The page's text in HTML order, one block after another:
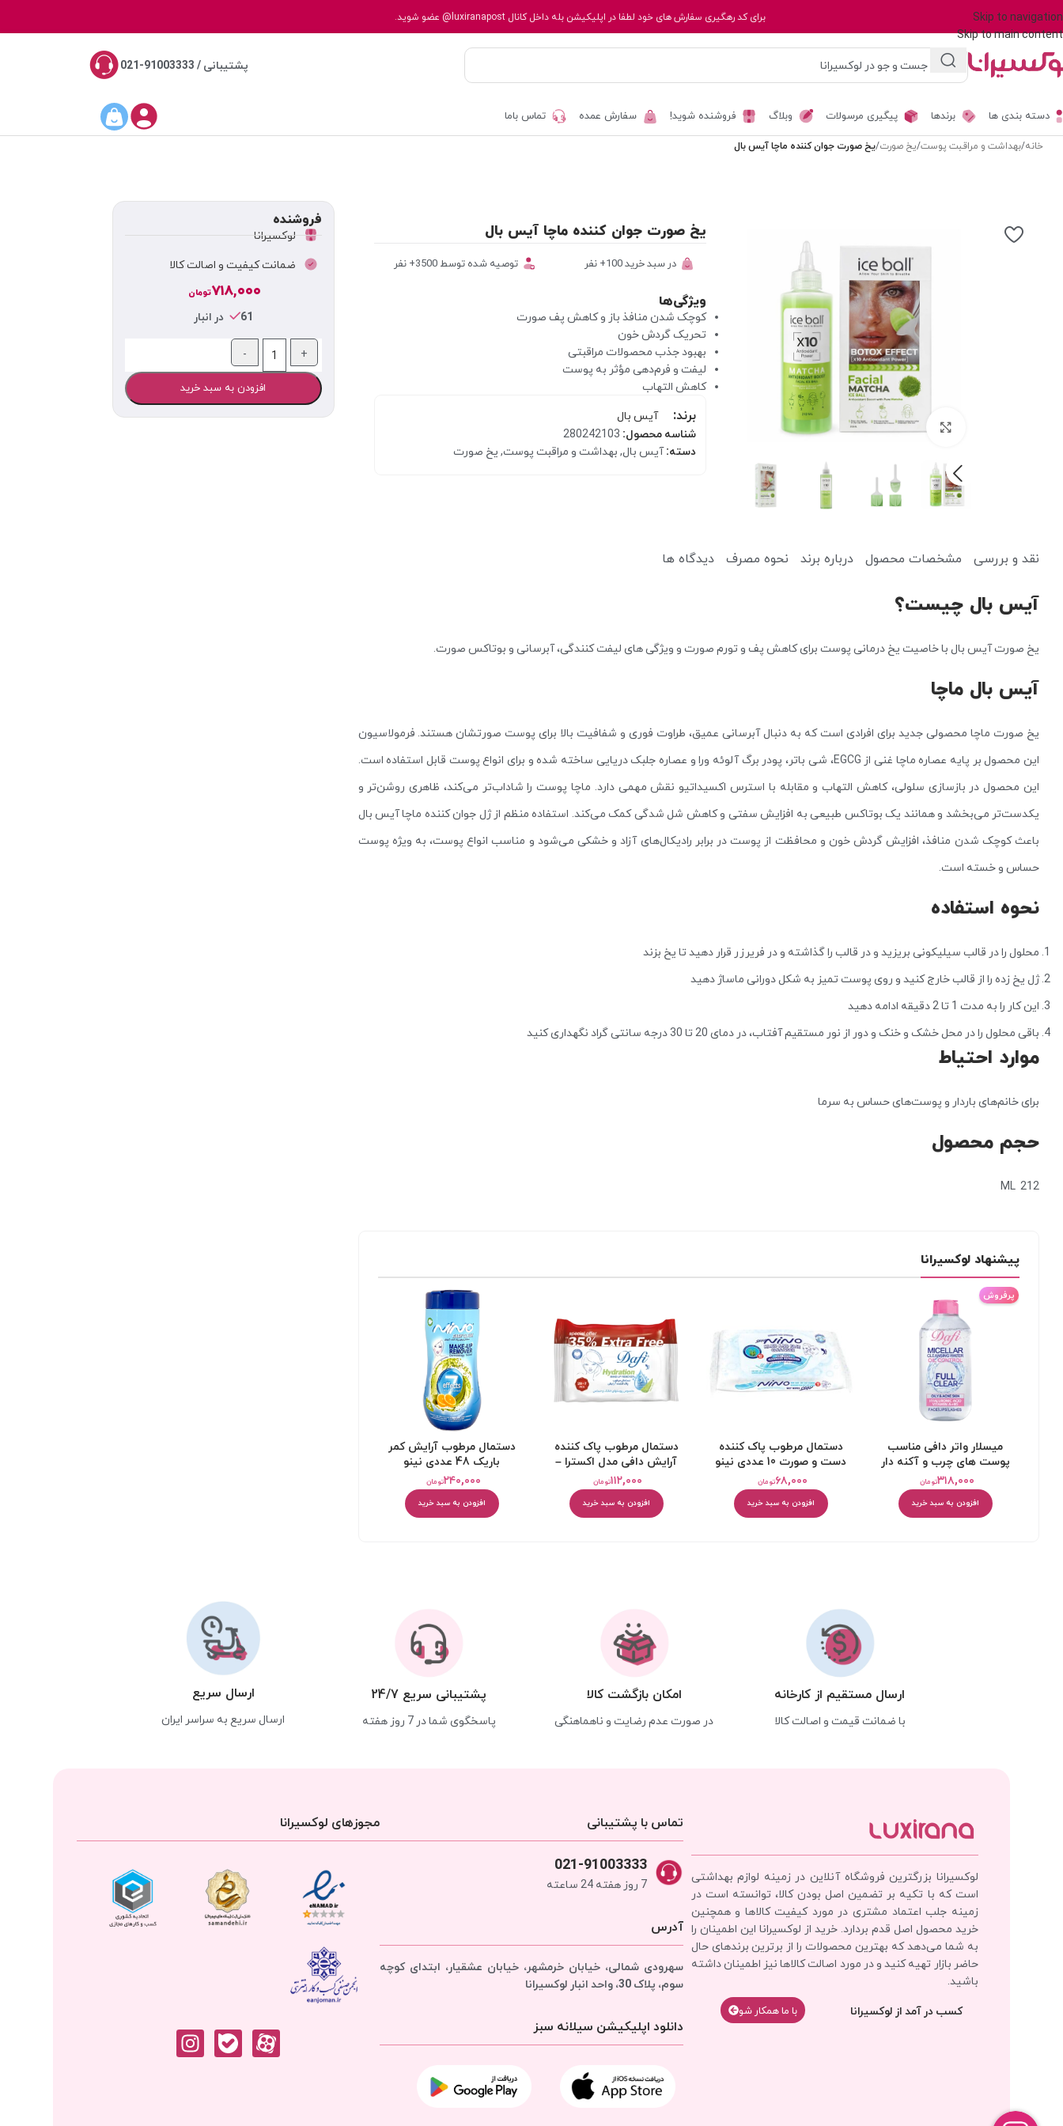
Skip to navigation
Skip to main content
برای کد رهگیری سفارش های خود لطفا در اپلیکیشن بله داخل کانال@luxiranapost عضو شوید.
پشتیبانی / 91003333-021
دسته بندی ها
میسلار واتر و پاک کننده آرایش
برندها پیگیری مرسولات وبلاگ فروشنده شوید! سفارش عمده تماس باما
خانه/بهداشت و مراقبت پوست/یخ صورت/یخ صورت جوان کننده ماچا آیس بال
برای بزرگنمایی کلیک کنید
یخ صورت جوان کننده ماچا آیس بال
در سبد خرید 100+ نفر توصیه شده توسط 3500+ نفر
ویژگی‌ها
کوچک شدن منافذ باز و کاهش پف صورت
تحریک گردش خون
بهبود جذب محصولات مراقبتی
لیفت و فرم‌دهی مؤثر به پوست
کاهش التهاب
برند:
آیس بال
شناسه محصول: 280242103
دسته: آیس بال, بهداشت و مراقبت پوست, یخ صورت
نقد و بررسی مشخصات محصول درباره برند نحوه مصرف دیدگاه ها
آیس بال چیست؟
یخ صورت آیس بال با خاصیت یخ درمانی پوست برای کاهش پف و تورم صورت و ویژگی های لیفت کنندگی، آبرسانی و بوتاکس صورت.
آیس بال ماچا
یخ صورت ماچا محصولی جدید برای افرادی است که به‌ دنبال آبرسانی عمیق، طراوت فوری و شفافیت بالا برای پوست صورتشان هستند. فرمولاسیون
این محصول بر پایه عصاره ماچا غنی از EGCG، شی ‌باتر، پودر برگ آلوئه ‌ورا و عصاره جلبک دریایی ساخته شده و برای انواع پوست قابل استفاده است.
این محصول در بازسازی سلولی، کاهش التهاب و مقابله با استرس اکسیداتیو نقش مهمی دارد. ماچا پوست را شاداب‌تر می‌کند، ظاهری روشن‌تر و
یکدست‌تر می‌بخشد و همانند یک بوتاکس طبیعی به افزایش سفتی و کاهش شل ‌شدگی کمک می‌کند. استفاده منظم از ژل جوان کننده ماچا آیس بال
باعث کوچک شدن منافذ، افزایش گردش خون و محافظت از پوست در برابر رادیکال‌های آزاد و خشکی می‌شود و مناسب انواع پوست، به ویژه پوست
حساس و خسته است.
نحوه استفاده
محلول را در قالب سیلیکونی بریزید و در قالب را گذاشته و در فریرزر قرار دهید تا یخ بزند
ژل یخ زده را از قالب خارج کنید و روی پوست تمیز به شکل دورانی ماساژ دهید
این کار را به مدت 1 تا 2 دقیقه ادامه دهید
باقی محلول را در محل خشک و خنک و دور از نور مستقیم آفتاب، در دمای 20 تا 30 درجه سانتی گراد نگهداری کنید
موارد احتیاط
برای خانم‌های باردار و پوست‌های حساس به سرما
حجم محصول
212 ML
پیشنهاد لوکسیرانا
پرفروش
میسلار واتر دافی مناسب
پوست های چرب و آکنه دار
حجم 200 میل
تومان۳۱۸,۰۰۰
افزودن به سبد خرید
دستمال مرطوب پاک کننده
دست و صورت 10 عددی نینو
تومان۶۸,۰۰۰
افزودن به سبد خرید
دستمال مرطوب پاک کننده
آرایش دافی مدل اکسترا –
بسته 27 عددی
تومان۱۱۲,۰۰۰
افزودن به سبد خرید
دستمال مرطوب آرايش کمر
باريک 48 عددی نینو
تومان۲۴۰,۰۰۰
افزودن به سبد خرید
فروشنده
لوکسیرانا
ضمانت کیفیت و اصالت کالا
تومان۷۱۸,۰۰۰
61 در انبار
- +
افزودن به سبد خرید
ارسال مستقیم از کارخانه
با ضمانت قیمت و اصالت کالا
امکان بازگشت کالا
در صورت عدم رضایت و ناهماهنگی
پشتیبانی سریع 24/7
پاسخگوی شما در 7 روز هفته
ارسال سریع
ارسال سریع به سراسر ایران
لوکسیرانا بزرگترین فروشگاه آنلاین در زمینه لوازم بهداشتی
است که با تکیه بر تضمین اصل بودن کالا، توانسته است در
زمینه جلب اعتماد مشتری در مورد کیفیت کالاها و همچنین
خرید محصول اصل قدم بردارد. خرید از لوکسیرانا این اطمینان را
به شما می‌دهد که بهترین محصولات را از برترین برندهای حال
حاضر بازار تهیه کنید و در مورد اصالت کالاها نیز اطمینان داشته
باشید.
کسب در آمد از لوکسیرانا با‌‌ ما همکار شو
تماس با پشتیبانی
021-91003333
7 روز هفته 24 ساعته
آدرس
سهرودی شمالی، خیابان خرمشهر، خیابان عشقیار، ابتدای کوچه
سوم، پلاک 30، واحد انبار
لوکسیرانا
دانلود اپلیکیشن سیلانه سبز
مجوزهای لوکسیرانا